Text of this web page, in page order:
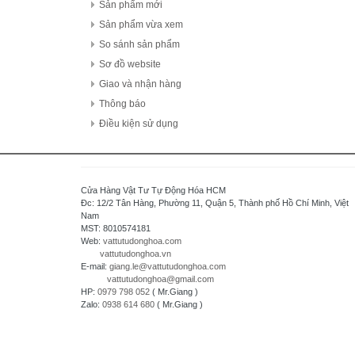
FDK Coperation
Hitachi - Japan
HCFA - China
HIOKI - Japan
HAGER
HONEYWELL
Hanyoung - Korea
Idec Izumi Corp - Japan
IHI - JAPAN
IOR
ICHIDEN - JAPAN
IAI Corporation - Japan
Sản phẩm mới
Sản phẩm vừa xem
So sánh sản phẩm
Sơ đồ website
Giao và nhận hàng
Thông báo
Điều kiện sử dụng
Cửa Hàng Vật Tư Tự Động Hóa HCM
Đc: 12/2 Tân Hàng, Phường 11, Quận 5, Thành phố Hồ Chí Minh, Việt
Nam
MST: 8010574181
Web: vattutudonghoa.com
vattutudonghoa.vn
E-mail: giang.le@vattutudonghoa.com
vattutudonghoa@gmail.com
HP: 0979 798 052 ( Mr.Giang )
Zalo: 0938 614 680 ( Mr.Giang )